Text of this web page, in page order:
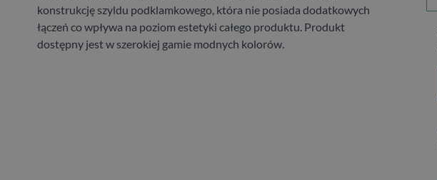
konstrukcję szyldu podklamkowego, która nie posiada dodatkowych
łączeń co wpływa na poziom estetyki całego produktu. Produkt
dostępny jest w szerokiej gamie modnych kolorów.